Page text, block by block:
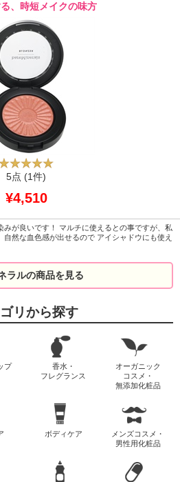
、時短メイクの味方
5点 (1件)
¥4,510
みが良いです！ マルチに使えるとの事ですが、私
然な血色感が出せるので アイシャドウにも使え
ラルの商品を見る
リから探す
プ
香水・
フレグランス
オーガニック
コスメ・
無添加化粧品
ボディケア
メンズコスメ・
男性用化粧品